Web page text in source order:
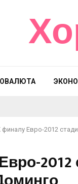
финалу Евро-2012
2012